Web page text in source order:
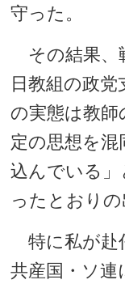
守った。
その結果、
日教組の政党
の実態は教
定の思想を混
込んでいる
ったとおりの
特に私が赴
共産国・ソ